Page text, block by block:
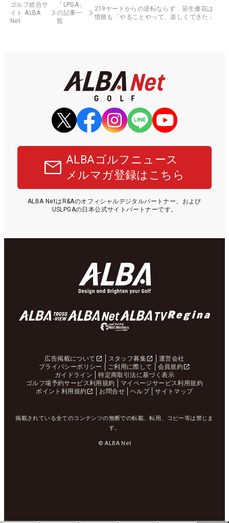
ゴルフ総合サ
イト ALBA
Net
「LPGA」
の記事一
覧
219ヤードからの逆転ならず 笹生優花は
惜敗も「やることやって、楽しくできた」
ALBAゴルフニュース
メルマガ登録はこちら
ALBA NetはR&Aのオフィシャルデジタルパートナー、および
USLPGAの日本公式サイトパートナーです。
広告掲載について スタッフ募集
運営会社
プライバシーポリシー
ご利用に際して
会員規約
ガイドライン
特定商取引法に基づく表示
ゴルフ場予約サービス利用規約
マイページサービス利用規約
ポイント利用規約
お問合せ ヘルプ サイトマップ
掲載されている全てのコンテンツの無断での転載、転用、コピー等は禁じま
す。
© ALBA Net